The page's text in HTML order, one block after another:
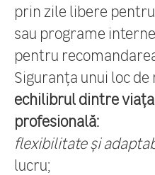
prin zile libere
sau programe
pentru
Siguranța unui loc de
echilibrul dintre
profesională:
flexibilitate și
lucru;